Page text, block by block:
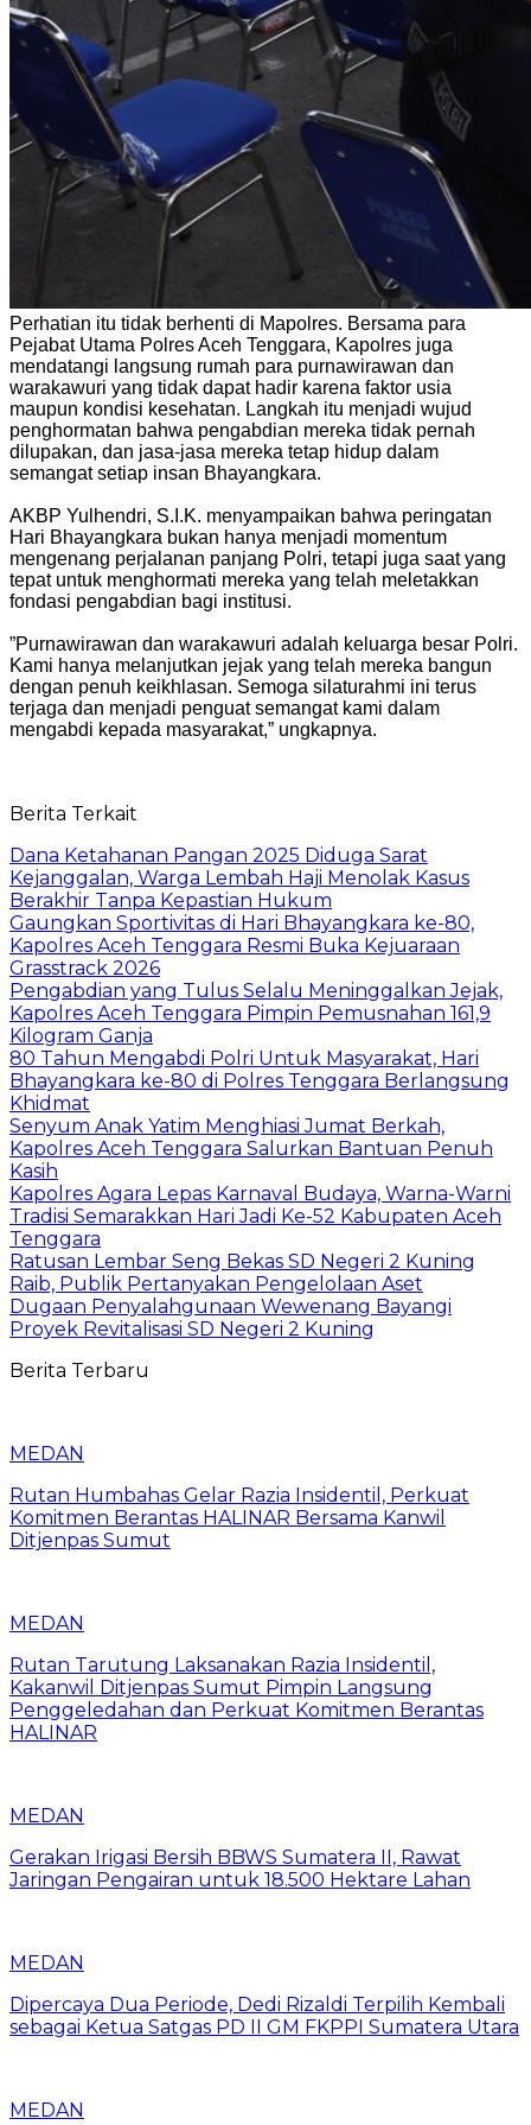
‎Perhatian itu tidak berhenti di Mapolres. Bersama para
Pejabat Utama Polres Aceh Tenggara, Kapolres juga
mendatangi langsung rumah para purnawirawan dan
warakawuri yang tidak dapat hadir karena faktor usia
maupun kondisi kesehatan. Langkah itu menjadi wujud
penghormatan bahwa pengabdian mereka tidak pernah
dilupakan, dan jasa-jasa mereka tetap hidup dalam
semangat setiap insan Bhayangkara.
‎AKBP Yulhendri, S.I.K. menyampaikan bahwa peringatan
Hari Bhayangkara bukan hanya menjadi momentum
mengenang perjalanan panjang Polri, tetapi juga saat yang
tepat untuk menghormati mereka yang telah meletakkan
fondasi pengabdian bagi institusi.
‎”Purnawirawan dan warakawuri adalah keluarga besar Polri.
Kami hanya melanjutkan jejak yang telah mereka bangun
dengan penuh keikhlasan. Semoga silaturahmi ini terus
terjaga dan menjadi penguat semangat kami dalam
mengabdi kepada masyarakat,” ungkapnya.
Berita Terkait
Dana Ketahanan Pangan 2025 Diduga Sarat
Kejanggalan, Warga Lembah Haji Menolak Kasus
Berakhir Tanpa Kepastian Hukum
Gaungkan Sportivitas di Hari Bhayangkara ke-80,
Kapolres Aceh Tenggara Resmi Buka Kejuaraan
Grasstrack 2026
Pengabdian yang Tulus Selalu Meninggalkan Jejak,
Kapolres Aceh Tenggara Pimpin Pemusnahan 161,9
Kilogram Ganja
80 Tahun Mengabdi Polri Untuk Masyarakat, Hari
Bhayangkara ke-80 di Polres Tenggara Berlangsung
Khidmat
Senyum Anak Yatim Menghiasi Jumat Berkah,
Kapolres Aceh Tenggara Salurkan Bantuan Penuh
Kasih
Kapolres Agara Lepas Karnaval Budaya, Warna-Warni
Tradisi Semarakkan Hari Jadi Ke-52 Kabupaten Aceh
Tenggara
Ratusan Lembar Seng Bekas SD Negeri 2 Kuning
Raib, Publik Pertanyakan Pengelolaan Aset
Dugaan Penyalahgunaan Wewenang Bayangi
Proyek Revitalisasi SD Negeri 2 Kuning
Berita Terbaru
MEDAN
Rutan Humbahas Gelar Razia Insidentil, Perkuat
Komitmen Berantas HALINAR Bersama Kanwil
Ditjenpas Sumut
MEDAN
Rutan Tarutung Laksanakan Razia Insidentil,
Kakanwil Ditjenpas Sumut Pimpin Langsung
Penggeledahan dan Perkuat Komitmen Berantas
HALINAR
MEDAN
Gerakan Irigasi Bersih BBWS Sumatera II, Rawat
Jaringan Pengairan untuk 18.500 Hektare Lahan
MEDAN
Dipercaya Dua Periode, Dedi Rizaldi Terpilih Kembali
sebagai Ketua Satgas PD II GM FKPPI Sumatera Utara
MEDAN